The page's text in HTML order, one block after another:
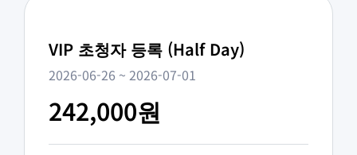
VIP 초청자 등록 (Half Day)
2026-06-26 ~ 2026-07-01
242,000원